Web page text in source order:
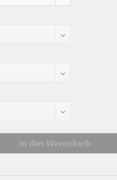
In den Warenkorb